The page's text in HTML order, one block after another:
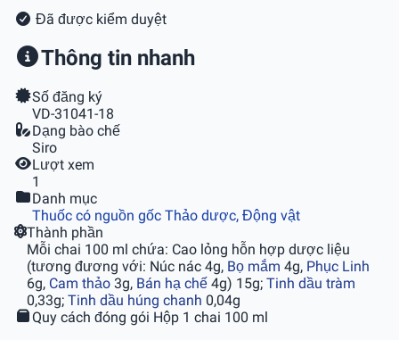
Đã được kiểm duyệt
Thông tin nhanh
Số đăng ký
VD-31041-18
Dạng bào chế
Siro
Lượt xem
1
Danh mục
Thuốc có nguồn gốc Thảo dược, Động vật
Thành phần
Mỗi chai 100 ml chứa: Cao lỏng hỗn hợp dược liệu
(tương đương với: Núc nác 4g, Bọ mắm 4g, Phục Linh
6g, Cam thảo 3g, Bán hạ chế 4g) 15g; Tinh dầu tràm
0,33g; Tinh dầu húng chanh 0,04g
Quy cách đóng gói Hộp 1 chai 100 ml